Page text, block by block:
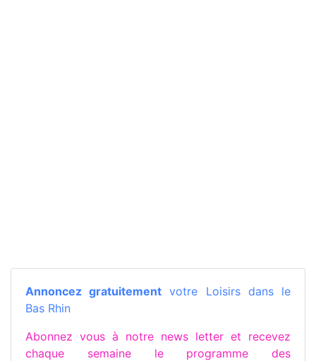
Annoncez gratuitement votre Loisirs dans le
Bas Rhin
Abonnez vous à notre news letter et recevez
chaque semaine le programme des